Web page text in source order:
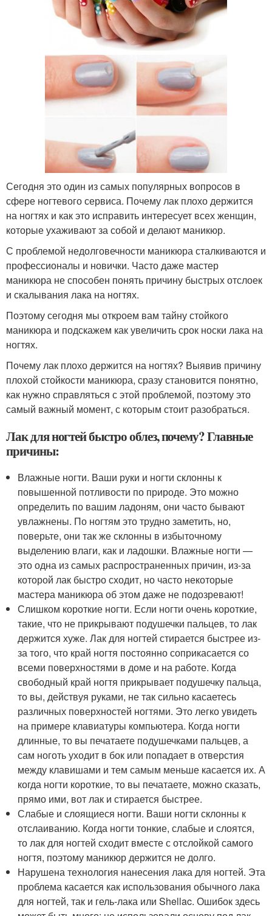
Сегодня это один из самых популярных вопросов в
сфере ногтевого сервиса. Почему лак плохо держится
на ногтях и как это исправить интересует всех женщин,
которые ухаживают за собой и делают маникюр.
С проблемой недолговечности маникюра сталкиваются и
профессионалы и новички. Часто даже мастер
маникюра не способен понять причину быстрых отслоек
и скалывания лака на ногтях.
Поэтому сегодня мы откроем вам тайну стойкого
маникюра и подскажем как увеличить срок носки лака на
ногтях.
Почему лак плохо держится на ногтях? Выявив причину
плохой стойкости маникюра, сразу становится понятно,
как нужно справляться с этой проблемой, поэтому это
самый важный момент, с которым стоит разобраться.
Лак для ногтей быстро облез, почему? Главные
причины:
Влажные ногти. Ваши руки и ногти склонны к
повышенной потливости по природе. Это можно
определить по вашим ладоням, они часто бывают
увлажнены. По ногтям это трудно заметить, но,
поверьте, они так же склонны в избыточному
выделению влаги, как и ладошки. Влажные ногти —
это одна из самых распространенных причин, из-за
которой лак быстро сходит, но часто некоторые
мастера маникюра об этом даже не подозревают!
Слишком короткие ногти. Если ногти очень короткие,
такие, что не прикрывают подушечки пальцев, то лак
держится хуже. Лак для ногтей стирается быстрее из-
за того, что край ногтя постоянно соприкасается со
всеми поверхностями в доме и на работе. Когда
свободный край ногтя прикрывает подушечку пальца,
то вы, действуя руками, не так сильно касаетесь
различных поверхностей ногтями. Это легко увидеть
на примере клавиатуры компьютера. Когда ногти
длинные, то вы печатаете подушечками пальцев, а
сам ноготь уходит в бок или попадает в отверстия
между клавишами и тем самым меньше касается их. А
когда ногти короткие, то вы печатаете, можно сказать,
прямо ими, вот лак и стирается быстрее.
Слабые и слоящиеся ногти. Ваши ногти склонны к
отслаиванию. Когда ногти тонкие, слабые и слоятся,
то лак для ногтей сходит вместе с отслойкой самого
ногтя, поэтому маникюр держится не долго.
Нарушена технология нанесения лака для ногтей. Эта
проблема касается как использования обычного лака
для ногтей, так и гель-лака или Shellac. Ошибок здесь